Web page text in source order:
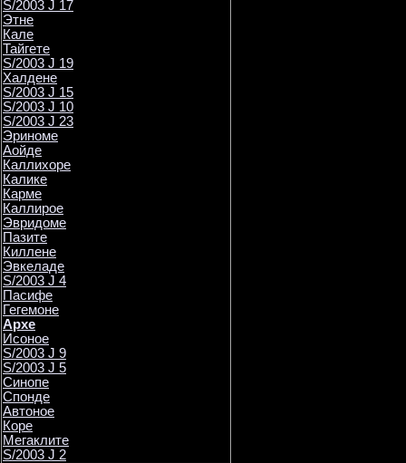
S/2003 J 17
Этне
Кале
Тайгете
S/2003 J 19
Халдене
S/2003 J 15
S/2003 J 10
S/2003 J 23
Эриноме
Аойде
Каллихоре
Калике
Карме
Каллирое
Эвридоме
Пазите
Киллене
Эвкеладе
S/2003 J 4
Пасифе
Гегемоне
Архе
Исоное
S/2003 J 9
S/2003 J 5
Синопе
Спонде
Автоное
Коре
Мегаклите
S/2003 J 2